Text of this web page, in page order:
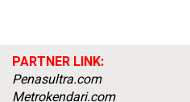
PARTNER LINK:
Penasultra.com
Metrokendari.com